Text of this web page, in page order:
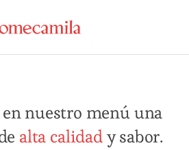
nuestro menú una
alta calidady sabor.